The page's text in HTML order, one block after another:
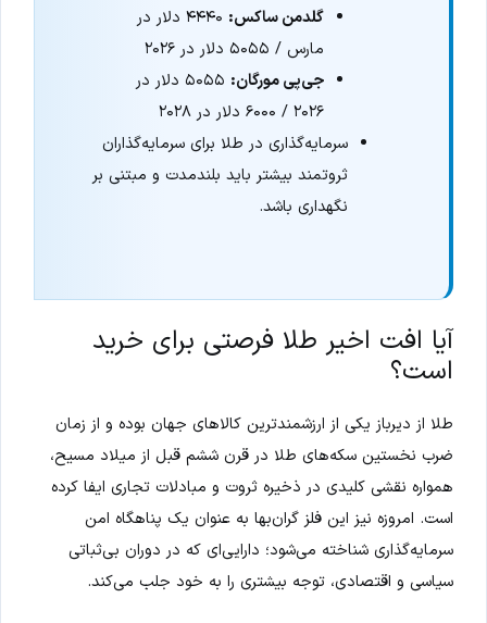
گلدمن ساکس:
۴۴۴۰ دلار در
مارس / ۵۰۵۵ دلار در ۲۰۲۶
جی‌پی مورگان:
۵۰۵۵ دلار در
۲۰۲۶ / ۶۰۰۰ دلار در ۲۰۲۸
سرمایه‌گذاری در طلا برای سرمایه‌گذاران
ثروتمند بیشتر باید بلندمدت و مبتنی بر
نگهداری باشد.
آیا افت اخیر طلا فرصتی برای خرید
است؟
طلا از دیرباز یکی از ارزشمندترین کالاهای جهان بوده و از زمان
ضرب نخستین سکه‌های طلا در قرن ششم قبل از میلاد مسیح،
همواره نقشی کلیدی در ذخیره ثروت و مبادلات تجاری ایفا کرده
است. امروزه نیز این فلز گران‌بها به عنوان یک پناهگاه امن
سرمایه‌گذاری شناخته می‌شود؛ دارایی‌ای که در دوران بی‌ثباتی
سیاسی و اقتصادی، توجه بیشتری را به خود جلب می‌کند.